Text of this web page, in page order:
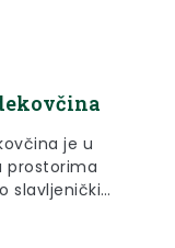
je u
prostorima
slavljenički